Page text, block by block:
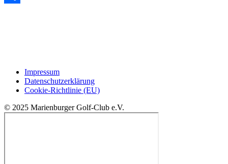
Impressum
Datenschutzerklärung
Cookie-Richtlinie (EU)
© 2025 Marienburger Golf-Club e.V.